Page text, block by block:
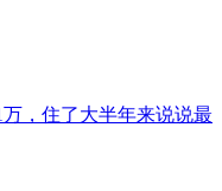
，住了大半年来说说最